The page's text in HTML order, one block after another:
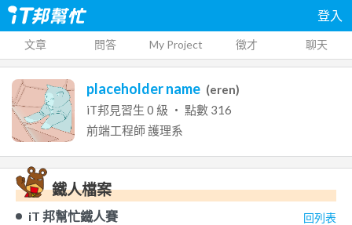
登入
文章 問答 My Project 徵才 聊天
placeholder name (eren)
iT邦見習生 0 級 ‧ 點數 316
前端工程師護理系
鐵人檔案
iT 邦幫忙鐵人賽 回列表